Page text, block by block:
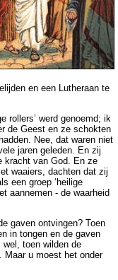
en een Lutheraan te
rollers’ werd genoemd; ik
de Geest en ze schokten
Nee, dat waren niet
jaren geleden. En zij
kracht van God. En ze
waaiers, dachten dat zij
een groep ‘heilige
aannemen - de waarheid
gaven ontvingen? Toen
in tongen en de gaven
toen wilden de
Maar u moest het onder